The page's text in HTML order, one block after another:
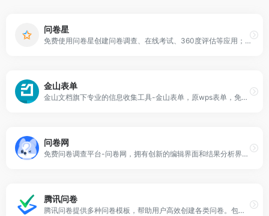
问卷星
免费使用问卷星创建问卷调查、在线考试、360度评估等应用；问卷星提供2700万问卷调查模板；统计分析报告和原始答卷可免费下载；问卷星支持手机填写、微信群发、红包抽奖、自定义域名等功能；超过18亿人次在问卷星上填写问卷调查。
金山表单
金山文档旗下专业的信息收集工具-金山表单，原wps表单，免费创建问卷调查、信息统计、考试测评、投票、接龙等应用，覆盖多种题型、支持定位、文件收集、图片收集等功能，帮助用户轻松在线收集、汇总处理数据，一站式高效提升工作效率
问卷网
免费问卷调查平台-问卷网，拥有创新的编辑界面和结果分析界面，海量的问卷和表单模板，提供20余万精品模板；支持微信，微博，QQ等多种发布模式。专注于为企业和个人提供问卷表单的创建，发布，管理，收集及分析服务。
腾讯问卷
腾讯问卷提供多种问卷模板，帮助用户高效创建各类问卷。包含及调查模板、测试模板、满意度调查模板、疫情信息收集模板等。